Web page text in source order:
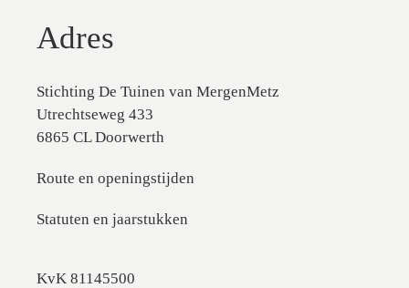
Adres
Stichting De Tuinen van MergenMetz
Utrechtseweg 433
6865 CL Doorwerth
Route en openingstijden
Statuten en jaarstukken
KvK 81145500